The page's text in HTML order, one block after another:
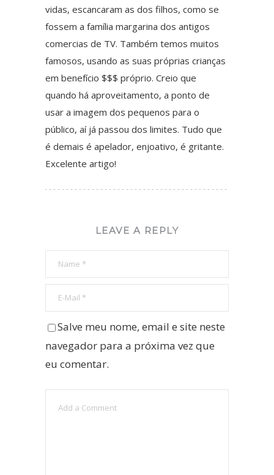
vidas, escancaram as dos filhos, como se
fossem a família margarina dos antigos
comercias de TV. Também temos muitos
famosos, usando as suas próprias crianças
em benefício $$$ próprio. Creio que
quando há aproveitamento, a ponto de
usar a imagem dos pequenos para o
público, aí já passou dos limites. Tudo que
é demais é apelador, enjoativo, é gritante.
Excelente artigo!
LEAVE A REPLY
Salve meu nome, email e site neste
navegador para a próxima vez que
eu comentar.